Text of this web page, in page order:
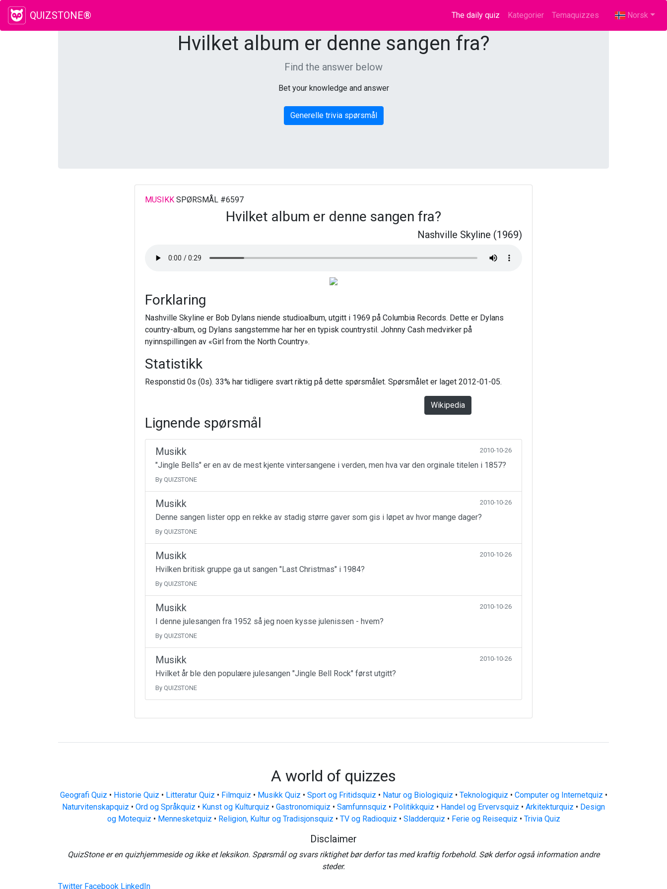
QUIZSTONE® The daily quiz (current)
Kategorier Temaquizzes Norsk
Hvilket album er denne sangen fra?
Find the answer below
Bet your knowledge and answer
Generelle trivia spørsmål
MUSIKKSPØRSMÅL #6597
Hvilket album er denne sangen fra?
Nashville Skyline (1969)
Forklaring
Nashville Skyline er Bob Dylans niende studioalbum, utgitt i 1969 på Columbia Records. Dette er Dylans
country-album, og Dylans sangstemme har her en typisk countrystil. Johnny Cash medvirker på
nyinnspillingen av «Girl from the North Country».
Statistikk
Responstid 0s (0s). 33% har tidligere svart riktig på dette spørsmålet. Spørsmålet er laget 2012-01-05.
Wikipedia
Lignende spørsmål
Musikk 2010-10-26
"Jingle Bells" er en av de mest kjente vintersangene i verden, men hva var den orginale titelen i 1857?
By QUIZSTONE
Musikk 2010-10-26
Denne sangen lister opp en rekke av stadig større gaver som gis i løpet av hvor mange dager?
By QUIZSTONE
Musikk 2010-10-26
Hvilken britisk gruppe ga ut sangen "Last Christmas" i 1984?
By QUIZSTONE
Musikk 2010-10-26
I denne julesangen fra 1952 så jeg noen kysse julenissen - hvem?
By QUIZSTONE
Musikk 2010-10-26
Hvilket år ble den populære julesangen "Jingle Bell Rock" først utgitt?
By QUIZSTONE
A world of quizzes
Geografi Quiz • Historie Quiz • Litteratur Quiz • Filmquiz • Musikk Quiz • Sport og Fritidsquiz • Natur og Biologiquiz • Teknologiquiz • Computer og Internetquiz •
Naturvitenskapquiz • Ord og Språkquiz • Kunst og Kulturquiz • Gastronomiquiz • Samfunnsquiz • Politikkquiz • Handel og Ervervsquiz • Arkitekturquiz • Design
og Motequiz • Mennesketquiz • Religion, Kultur og Tradisjonsquiz • TV og Radioquiz • Sladderquiz • Ferie og Reisequiz • Trivia Quiz
Disclaimer
QuizStone er en quizhjemmeside og ikke et leksikon. Spørsmål og svars riktighet bør derfor tas med kraftig forbehold. Søk derfor også information andre
steder.
Twitter Facebook LinkedIn